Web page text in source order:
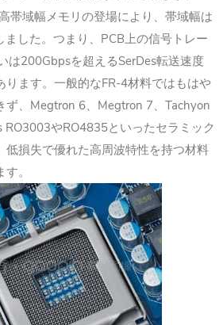
帯域幅メモリの登場により、帯域幅は
ました。つまり、PCB上の信号トレー
は200Gbpsを超えるSerDes転送速度
ります。一般的なFR-4材料ではもはや
ず、Megtron 6、Megtron 7、Tachyon
RO3003やRO4835といったセラミック
低損失で優れた高周波特性を持つ材料
。